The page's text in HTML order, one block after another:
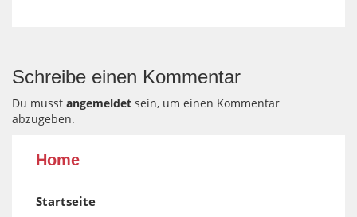
Schreibe einen Kommentar
Du musst angemeldet sein, um einen Kommentar
abzugeben.
Home
Startseite